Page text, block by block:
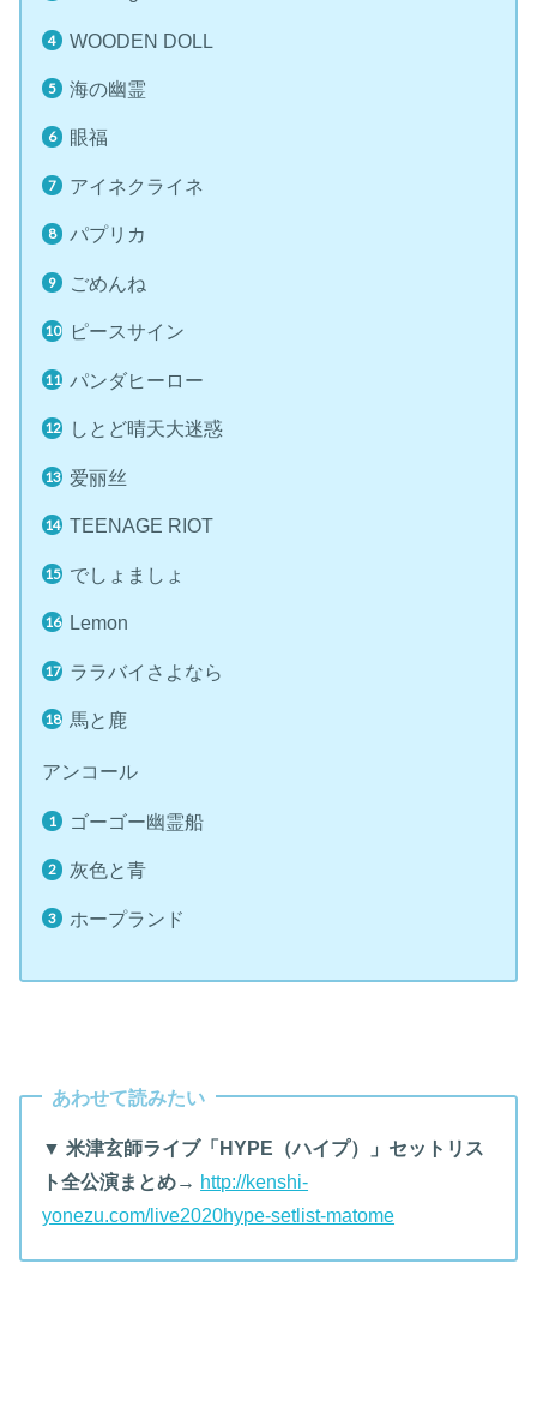
WOODEN DOLL
海の幽霊
眼福
アイネクライネ
パプリカ
ごめんね
ピースサイン
パンダヒーロー
しとど晴天大迷惑
爱丽丝
TEENAGE RIOT
でしょましょ
Lemon
ララバイさよなら
馬と鹿
アンコール
ゴーゴー幽霊船
灰色と青
ホープランド
あわせて読みたい
▼ 米津玄師ライブ「HYPE（ハイプ）」セットリス
ト全公演まとめ→ http://kenshi-
yonezu.com/live2020hype-setlist-matome